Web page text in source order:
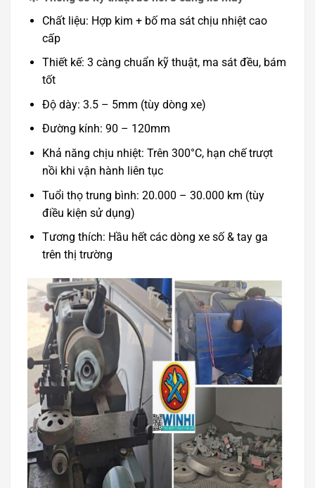
Chất liệu: Hợp kim + bố ma sát chịu nhiệt cao
cấp
Thiết kế: 3 càng chuẩn kỹ thuật, ma sát đều, bám
tốt
Độ dày: 3.5 – 5mm (tùy dòng xe)
Đường kính: 90 – 120mm
Khả năng chịu nhiệt: Trên 300°C, hạn chế trượt
nồi khi vận hành liên tục
Tuổi thọ trung bình: 20.000 – 30.000 km (tùy
điều kiện sử dụng)
Tương thích: Hầu hết các dòng xe số & tay ga
trên thị trường